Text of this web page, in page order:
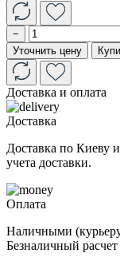
−
Уточнить цену
Доставка и оплата
Доставка
Доставка по Киеву
учета доставки.
Оплата
Наличными
Безналичный